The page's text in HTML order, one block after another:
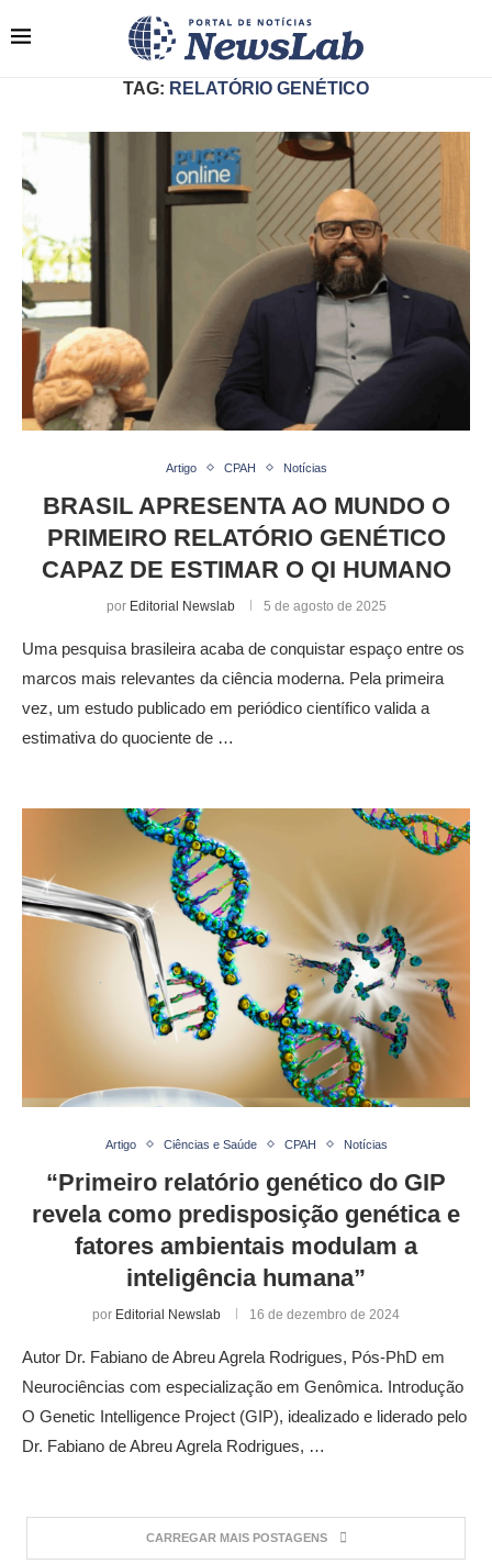
TAG: RELATÓRIO GENÉTICO
Artigo CPAH Notícias
BRASIL APRESENTA AO MUNDO O
PRIMEIRO RELATÓRIO GENÉTICO
CAPAZ DE ESTIMAR O QI HUMANO
por Editorial Newslab 5 de agosto de 2025
Uma pesquisa brasileira acaba de conquistar espaço entre os
marcos mais relevantes da ciência moderna. Pela primeira
vez, um estudo publicado em periódico científico valida a
estimativa do quociente de …
Artigo Ciências e Saúde CPAH Notícias
“Primeiro relatório genético do GIP
revela como predisposição genética e
fatores ambientais modulam a
inteligência humana”
por Editorial Newslab 16 de dezembro de 2024
Autor Dr. Fabiano de Abreu Agrela Rodrigues, Pós-PhD em
Neurociências com especialização em Genômica. Introdução
O Genetic Intelligence Project (GIP), idealizado e liderado pelo
Dr. Fabiano de Abreu Agrela Rodrigues, …
CARREGAR MAIS POSTAGENS